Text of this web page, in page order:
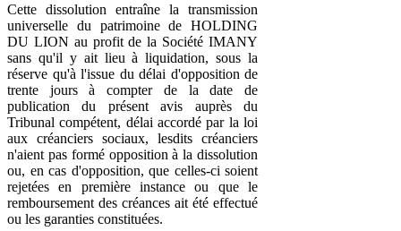
Cette dissolution entraîne la transmission
universelle du patrimoine de HOLDING
DU LION au profit de la Société IMANY
sans qu'il y ait lieu à liquidation, sous la
réserve qu'à l'issue du délai d'opposition de
trente jours à compter de la date de
publication du présent avis auprès du
Tribunal compétent, délai accordé par la loi
aux créanciers sociaux, lesdits créanciers
n'aient pas formé opposition à la dissolution
ou, en cas d'opposition, que celles-ci soient
rejetées en première instance ou que le
remboursement des créances ait été effectué
ou les garanties constituées.